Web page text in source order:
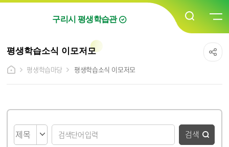
구리시 평생학습관
평생학습소식 이모저모
평생학습마당
평생학습소식 이모저모
검색